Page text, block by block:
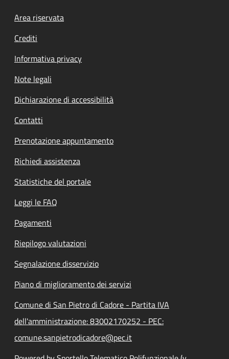
Footer menu
Area riservata
Crediti
Informativa privacy
Note legali
Dichiarazione di accessibilità
Contatti
Prenotazione appuntamento
Richiedi assistenza
Statistiche del portale
Leggi le FAQ
Pagamenti
Riepilogo valutazioni
Segnalazione disservizio
Piano di miglioramento dei servizi
Comune di San Pietro di Cadore - Partita IVA
dell'amministrazione: 83002170252 - PEC:
comune.sanpietrodicadore@pec.it